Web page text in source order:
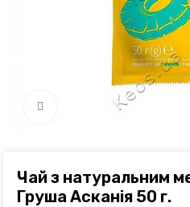
Click to enlarge
Чай з натуральним
Груша Асканія 50 г.